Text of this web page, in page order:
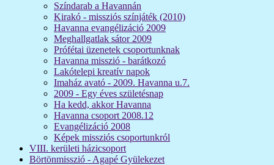
Színdarab a Havannán
Kirakó - missziós színjáték (2010)
Havanna evangélizáció 2009
Meghallgatlak sátor 2009
Prófétai üzenetek csoportunknak
Havanna misszió - barátkozó
Lakótelepi kreatív napok
Imaház avató - 2009. Havanna u.7.
2009 - Egy éves születésnap
Ha kedd, akkor Havanna
Havanna csoport 2008.12
Evangélizáció 2008
Képek missziós csoportunkról
VIII. kerületi házicsoport
Börtönmisszió - Agapé Gyülekezet